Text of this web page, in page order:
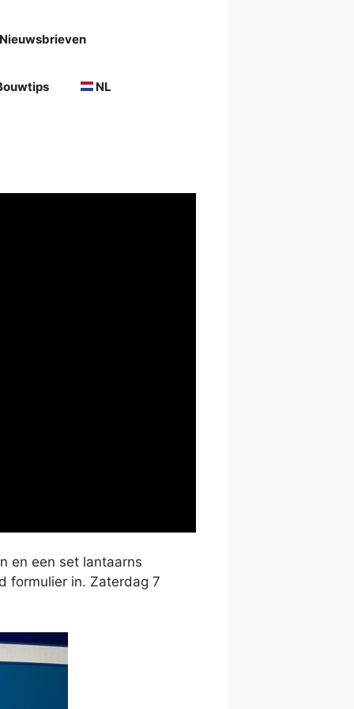
NL
en een set lantaarns
formulier in. Zaterdag 7